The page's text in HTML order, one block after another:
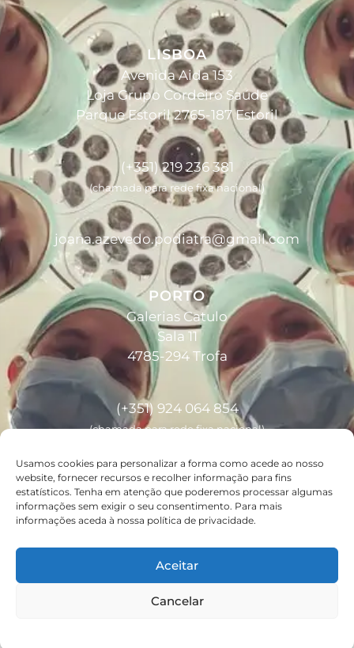
Usamos cookies para personalizar a forma como acede ao nosso
website, fornecer recursos e recolher informação para fins
estatísticos. Tenha em atenção que poderemos processar algumas
informações sem exigir o seu consentimento. Para mais
informações aceda à nossa política de privacidade.
Aceitar
Cancelar
LISBOA
Avenida Aida 153
Loja Grupo Cordeiro Saúde
Parque Estoril 2765-187 Estoril
(+351) 219 236 381
(chamada para rede fixa nacional)
joana.azevedo.podiatra@gmail.com
PORTO
Galerias Catulo
Sala 11
4785-294 Trofa
(+351) 924 064 854
(chamada para rede fixa nacional)
joana.azevedo.podiatra@gmail.com
Custo chamada rede fixa / móvel nacional.